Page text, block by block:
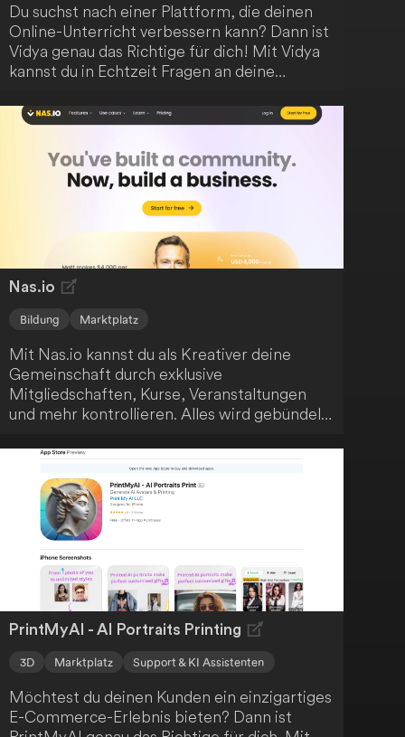
Du suchst nach einer Plattform, die deinen
Online-Unterricht verbessern kann? Dann ist
Vidya genau das Richtige für dich! Mit Vidya
kannst du in Echtzeit Fragen an deine
verfolgen. So behältst du den Überblick über
den Verlauf deiner Online-Sitzungen und
gewinnst wertvolle Einblicke. Die Integration
in dein bestehendes
Lernmanagementsystem ist unkompliziert.
Vidya ist sogar direkt auf dem Zoom-
Marktplatz verfügbar - also lass dich von
dieser innovativen Lösung überzeugen!
Nas.io
Bildung Marktplatz
Mit Nas.io kannst du als Kreativer deine
Gemeinschaft durch exklusive
Mitgliedschaften, Kurse, Veranstaltungen
und mehr kontrollieren. Alles wird gebündelt
Starte noch heute damit, deine eigene
Community aufzubauen.
PrintMyAI - AI Portraits Printing
3D Marktplatz Support & KI Assistenten
Möchtest du deinen Kunden ein einzigartiges
E-Commerce-Erlebnis bieten? Dann ist